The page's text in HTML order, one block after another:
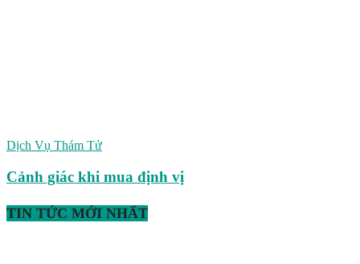
Dịch Vụ Thám Tử
Cảnh giác khi mua định vị
TIN TỨC MỚI NHẤT